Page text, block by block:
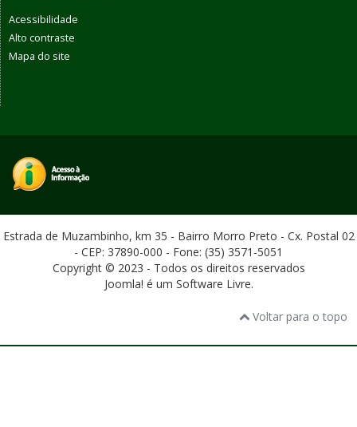
Acessibilidade
Alto contraste
Mapa do site
Estrada de Muzambinho, km 35 - Bairro Morro Preto - Cx. Postal 02
- CEP: 37890-000 - Fone: (35) 3571-5051
Copyright © 2023 - Todos os direitos reservados
Joomla! é um Software Livre.
Voltar para o topo